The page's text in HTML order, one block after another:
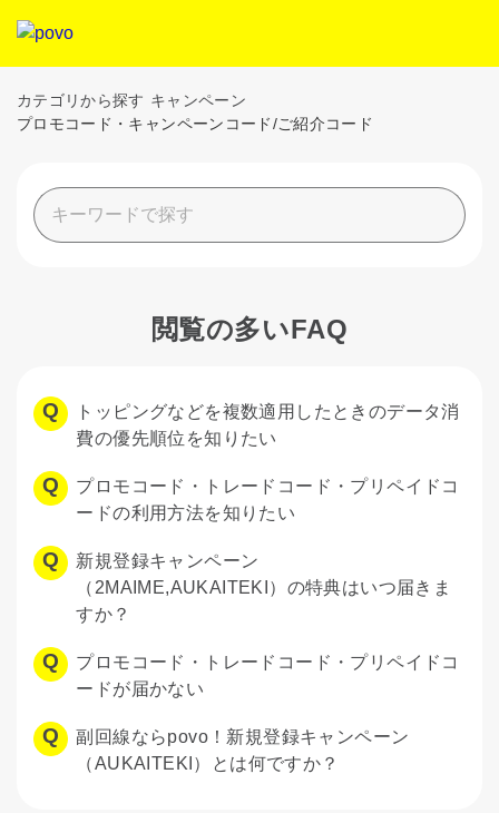
カテゴリから探す キャンペーン
プロモコード・キャンペーンコード/ご紹介コード
閲覧の多いFAQ
トッピングなどを複数適用したときのデータ消
費の優先順位を知りたい
プロモコード・トレードコード・プリペイドコ
ードの利用方法を知りたい
新規登録キャンペーン
（2MAIME,AUKAITEKI）の特典はいつ届きま
すか？
プロモコード・トレードコード・プリペイドコ
ードが届かない
副回線ならpovo！新規登録キャンペーン
（AUKAITEKI）とは何ですか？